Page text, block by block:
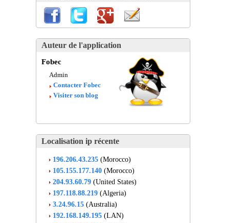
Auteur de l'application
Fobec
Admin
Contacter Fobec
Visiter son blog
Localisation ip récente
196.206.43.235 (Morocco)
105.155.177.140 (Morocco)
204.93.60.79 (United States)
197.118.88.219 (Algeria)
3.24.96.15 (Australia)
192.168.149.195 (LAN)